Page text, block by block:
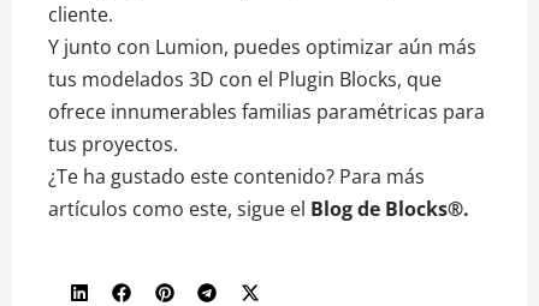
cliente.
Y junto con Lumion, puedes optimizar aún más
tus modelados 3D con el Plugin Blocks, que
ofrece innumerables familias paramétricas para
tus proyectos.
¿Te ha gustado este contenido? Para más
artículos como este, sigue el Blog de Blocks®.